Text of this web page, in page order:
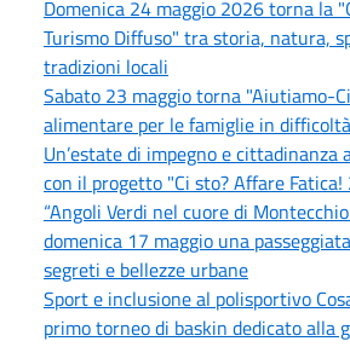
Domenica 24 maggio 2026 torna la
Turismo Diffuso" tra storia, natura,
tradizioni locali
Sabato 23 maggio torna "Aiutiamo-
alimentare per le famiglie in difficoltà
Un’estate di impegno e
con il progetto "Ci sto? Affare
“Angoli Verdi nel cuore di
domenica 17 maggio una
segreti e bellezze urbane
Sport e inclusione al polisportivo
primo torneo di baskin dedicato alla